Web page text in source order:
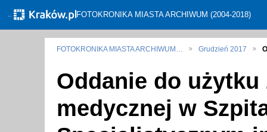
← FOTOKRONIKA MIASTA ARCHIWUM (2004-2018)
FOTOKRONIKA MIASTA ARCHIWUM… Grudzień 2017
Oddanie do
medycznej w